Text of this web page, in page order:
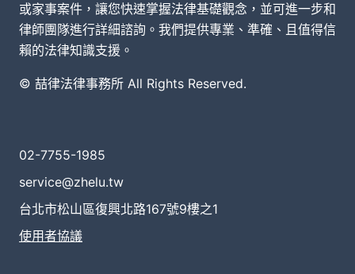
或家事案件，讓您快速掌握法律基礎觀念，並可進一步和
律師團隊進行詳細諮詢。我們提供專業、準確、且值得信
賴的法律知識支援。
© 喆律法律事務所 All Rights Reserved.
02-7755-1985
service@zhelu.tw
台北市松山區復興北路167號9樓之1
使用者協議